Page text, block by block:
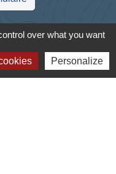
over what you want
Personalize